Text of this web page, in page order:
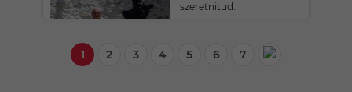
szeretnitud.
1 2 3 4 5 6 7